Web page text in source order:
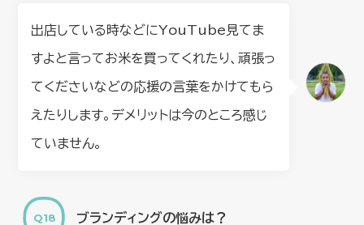
出店している時などにYouTube見てま
すよと言ってお米を買ってくれたり、頑張っ
てくださいなどの応援の言葉をかけてもら
えたりします。デメリットは今のところ感じ
ていません。
ブランディングの悩みは？